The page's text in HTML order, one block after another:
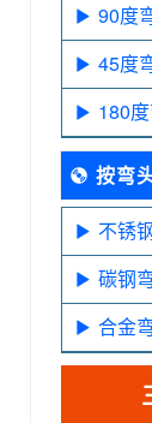
90度
45度
180
按弯
不锈
碳钢
合金